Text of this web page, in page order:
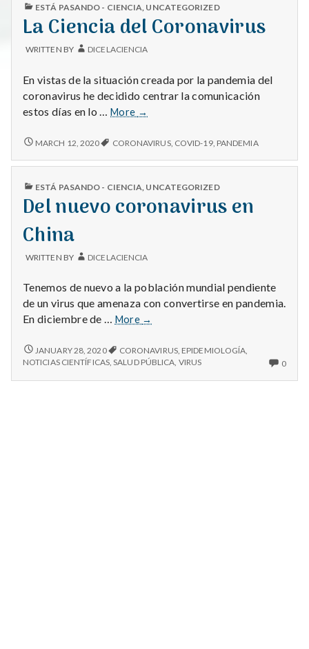
PUBLISHED
ESTÁ PASANDO - CIENCIA UNCATEGORIZED
La Ciencia del Coronavirus
WRITTEN BY DICELACIENCIA
En vistas de la situación creada por la pandemia del
coronavirus he decidido centrar la comunicación
estos días en lo …More
La
del
→
LA
DEL
MARCH 12, 2020 CORONAVIRUS, COVID-19, PANDEMIA
PUBLISHED
ESTÁ PASANDO - CIENCIA UNCATEGORIZED
Del nuevo coronavirus en
China
WRITTEN BY DICELACIENCIA
Tenemos de nuevo a la población mundial pendiente
de un virus que amenaza con convertirse en pandemia.
En diciembre de … More
Del
coronavirus
en
→
DEL
NUEVO
EN
JANUARY 28, 2020 CORONAVIRUS, EPIDEMIOLOGÍA,
NOTICIAS CIENTÍFICAS,SALUD PÚBLICA, VIRUS 0NO